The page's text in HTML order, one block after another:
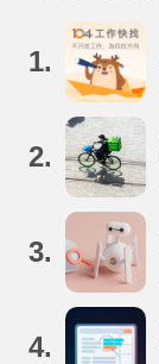
1.
2.
3.
4.